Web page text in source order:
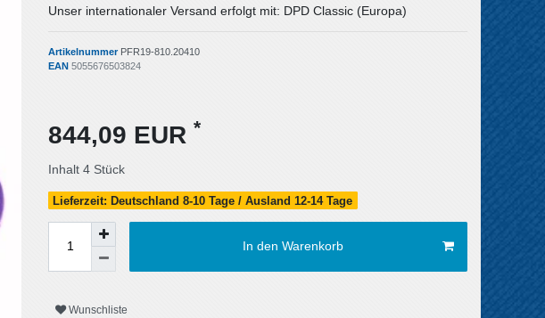
Unser internationaler Versand erfolgt mit: DPD Classic (Europa)
Artikelnummer PFR19-810.20410
EAN 5055676503824
844,09 EUR *
Inhalt 4 Stück
Lieferzeit: Deutschland 8-10 Tage / Ausland 12-14 Tage
In den Warenkorb
Wunschliste